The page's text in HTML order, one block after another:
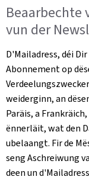
Beaarbechte
vun der
D'Mailadress, déi
Abonnement op
weiderginn, an
Paräis, a
ënnerläit, wat den
ubelaangt. Fir de
seng Aschreiwung
deen un